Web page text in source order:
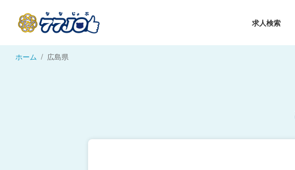
求人検索
ホーム 広島県